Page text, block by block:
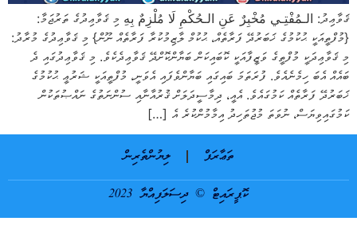
ޤަވާޢިދު: الـمُفْتِـي مُخْبِرٌ عَنِ الـحُكْمِ لَا مُلْزِمٌ بِهِ މި ޤަވާޢިދުގެ ތަރުޖަމާ:
{މުފްތީއަކީ ޙުކުމުގެ ޚަބަރުދޭ ފަރާތެއް، ޙުކުމް ލާޒިމުކުރާ ފަރާތެއް ނޫން} މި ޤަވާޢިދުގެ މުރާދު:
މި ޤަވާޢިދަކީ މުފްތީގެ ވަޒީފާއަކީ ކޮބައިކަން ބަޔާންކޮށްދޭ ޤަވާޢިދެކެވެ. މި ޤަވާޢިދުގައި ދެ
ބައެއް އެބަ ހިމެނެއެވެ. ފުރަތަމަ ބައިގައި ބަޔާންވެފައި އެވަނީ، މުފްތީއަކީ ޝަރުޢީ ޙުކުމުގެ
ޚަބަރުދޭ ފަރާތެއް ކަމުގައެވެ. އެއީ، ދިމާސީދަލަށް ޤުރުއާނާއި ސުންނަތުގެ ނައްޞުތަކުން
ކަމުގައިވިޔަސް، ނުވަތަ މުޖުތަހިދު އިމާމުންކުރެ އެ […]
ތަޢާރަފް
ލިޔުންތެރިން
ކޮޕީރައިޓް © ދިސަލަފިއްޔާ 2023